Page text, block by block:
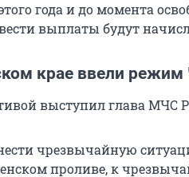
года и до момента
выплаты будут
крае ввели режим
выступил глава МЧС
чрезвычайную
проливе, к